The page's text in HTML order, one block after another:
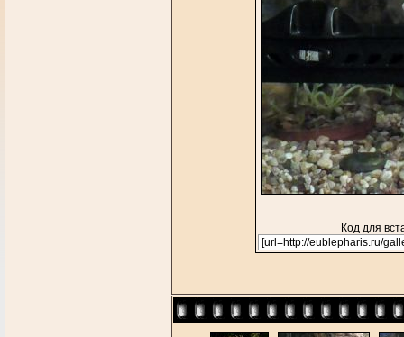
Код для